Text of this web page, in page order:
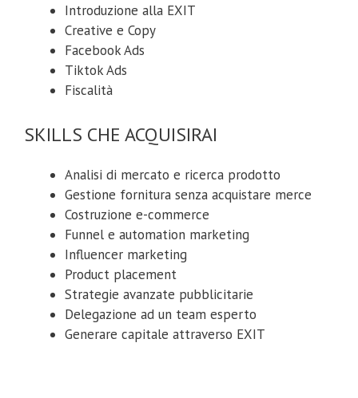
Introduzione alla EXIT
Creative e Copy
Facebook Ads
Tiktok Ads
Fiscalità
SKILLS CHE ACQUISIRAI
Analisi di mercato e ricerca prodotto
Gestione fornitura senza acquistare merce
Costruzione e-commerce
Funnel e automation marketing
Influencer marketing
Product placement
Strategie avanzate pubblicitarie
Delegazione ad un team esperto
Generare capitale attraverso EXIT